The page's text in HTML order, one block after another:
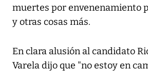
muertes por envenenamiento
y otras cosas más.
En clara alusión al candidato
Varela dijo que "no estoy en